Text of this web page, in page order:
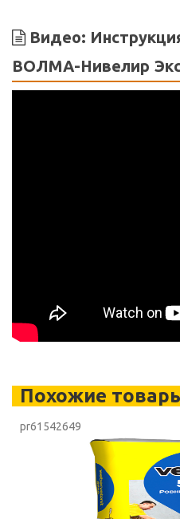
Видео:
ВОЛМА-Нивелир
Похожие
pr61542649